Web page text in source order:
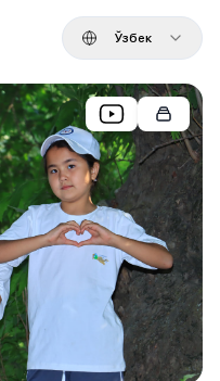
Ўзбек